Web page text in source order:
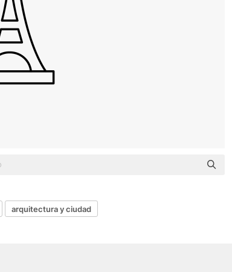
arquitectura y ciudad